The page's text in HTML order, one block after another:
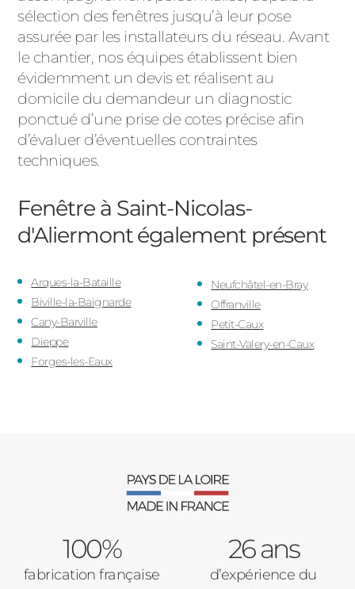
sélection des fenêtres jusqu’à leur pose
assurée par les installateurs du réseau. Avant
le chantier, nos équipes établissent bien
évidemment un devis et réalisent au
domicile du demandeur un diagnostic
ponctué d’une prise de cotes précise afin
d’évaluer d’éventuelles contraintes
techniques.
Fenêtre à Saint-Nicolas-
d'Aliermontégalement présent
Arques-la-Bataille
Biville-la-Baignarde
Cany-Barville
Dieppe
Forges-les-Eaux
Neufchâtel-en-Bray
Offranville
Petit-Caux
Saint-Valery-en-Caux
100%
fabrication française
26 ans
d’expérience du